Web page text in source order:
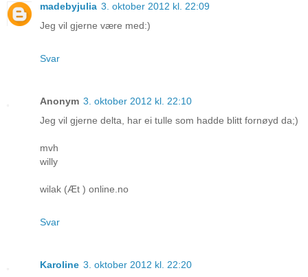
madebyjulia 3. oktober 2012 kl. 22:09
Jeg vil gjerne være med:)
Svar
Anonym 3. oktober 2012 kl. 22:10
Jeg vil gjerne delta, har ei tulle som hadde blitt fornøyd da;)
mvh
willy
wilak (Æt ) online.no
Svar
Karoline 3. oktober 2012 kl. 22:20